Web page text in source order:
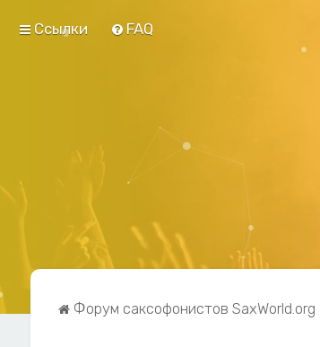
Ссылки FAQ
Форум саксофонистов SaxWorld.org